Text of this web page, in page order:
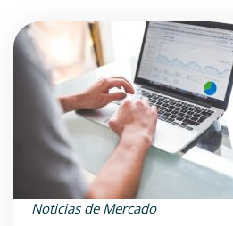
Noticias de Mercado